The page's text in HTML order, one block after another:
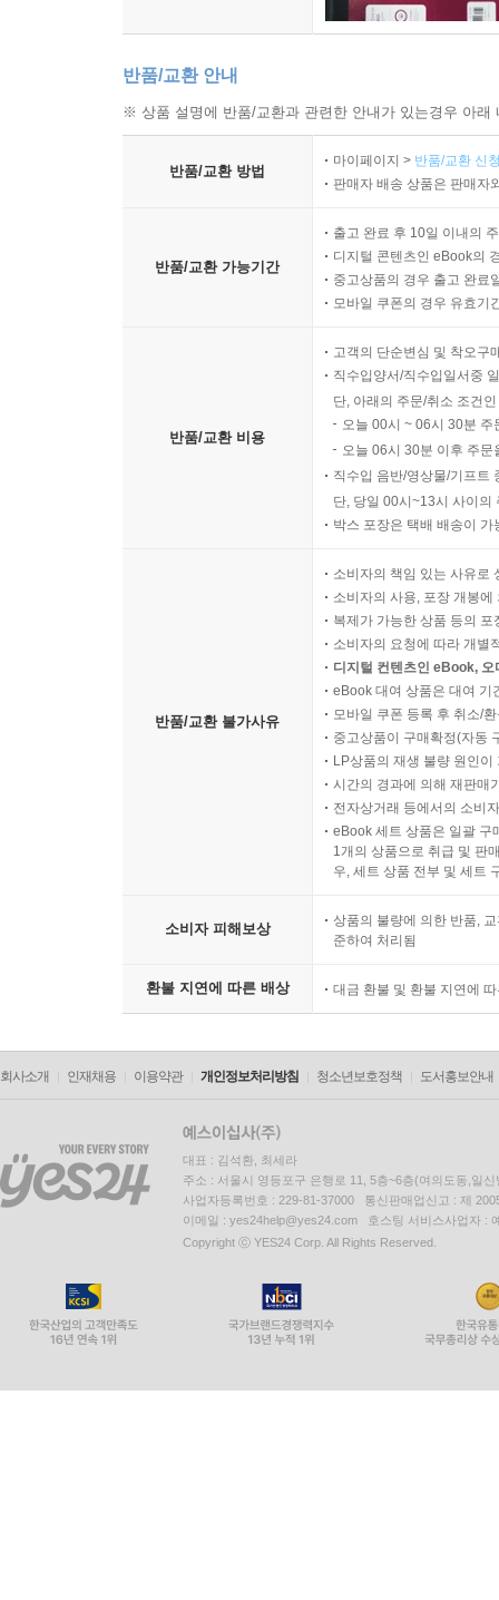
반품/교환 안내
※ 상품 설명에 반품/교환과 관련한 안내가 있는경우 아
반품/교환 방법
마이페이지 > 반품/교환 신
판매자 배송 상품은 판매자
반품/교환 가능기간
출고 완료 후 10일 이내의
디지털 콘텐츠인 eBook의
중고상품의 경우 출고 완료
모바일 쿠폰의 경우 유효기
반품/교환 비용
고객의 단순변심 및 착오구
직수입양서/직수입일서중
단, 아래의 주문/취소 조건
오늘 00시 ~ 06시 30분
오늘 06시 30분 이후 주
직수입 음반/영상물/기프트
단, 당일 00시~13시 사이의
박스 포장은 택배 배송이
반품/교환 불가사유
소비자의 책임 있는 사유로
소비자의 사용, 포장 개봉
복제가 가능한 상품 등의
소비자의 요청에 따라 개별
디지털 컨텐츠인 eBook,
eBook 대여 상품은 대여 기
모바일 쿠폰 등록 후 취소/
중고상품이 구매확정(자동
LP상품의 재생 불량 원인
시간의 경과에 의해 재판매
전자상거래 등에서의 소비
eBook 세트 상품은 일괄 구
1개의 상품으로 취급 및 판
우, 세트 상품 전부 및 세트
소비자 피해보상
상품의 불량에 의한 반품,
준하여 처리됨
환불 지연에 따른 배상 대금 환불 및 환불 지연에
회사소개 인재채용 이용약관 개인정보처리방침 청소년보호정책 도서홍보안내
대표 : 김석환, 최세라
주소 : 서울시 영등포구 은행로 11, 5층~6층(여의도동,일신
사업자등록번호 : 229-81-37000 통신판매업신고 : 제
이메일 : yes24help@yes24.com 호스팅 서비스사업자 :
Copyright ⓒ YES24 Corp. All Rights Reserved.